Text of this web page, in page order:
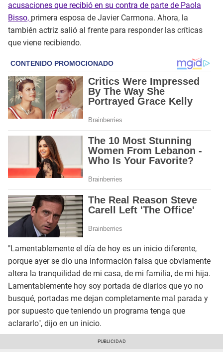
acusaciones que recibió en su contra de parte de Paola
Bisso, primera esposa de Javier Carmona. Ahora, la
también actriz salió al frente para responder las críticas
que viene recibiendo.
"Lamentablemente el día de hoy es un inicio diferente,
porque ayer se dio una información falsa que obviamente
altera la tranquilidad de mi casa, de mi familia, de mi hija.
Lamentablemente hoy soy portada de diarios que yo no
busqué, portadas me dejan completamente mal parada y
por supuesto que teniendo un programa tenga que
aclararlo", dijo en un inicio.